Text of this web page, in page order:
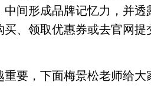
间形成品牌记忆力，并
、领取优惠券或去官网
要，下面梅景松老师给大